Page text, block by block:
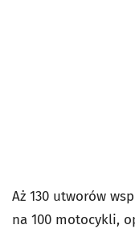
Aż 130 utworów
na 100 motocykli,